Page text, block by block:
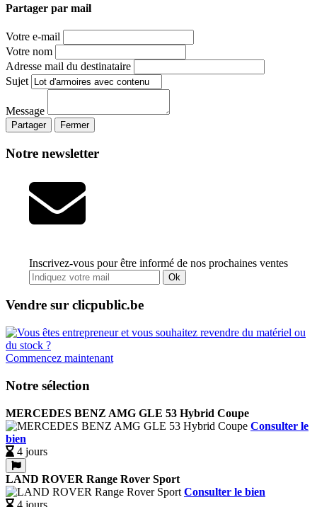
Partager par mail
Votre e-mail
Votre nom
Adresse mail du destinataire
Sujet
Message
Partager Fermer
Notre newsletter
Inscrivez-vous pour être informé de nos prochaines ventes
Ok
Vendre sur clicpublic.be
Commencez maintenant
Notre sélection
MERCEDES BENZ AMG GLE 53 Hybrid Coupe
Consulter le
bien
4 jours
LAND ROVER Range Rover Sport
Consulter le bien
4 jours